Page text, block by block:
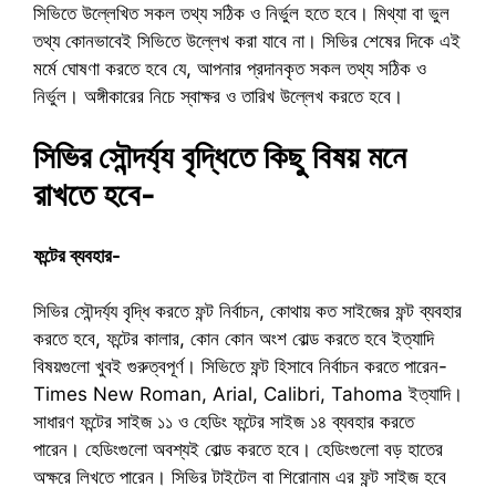
সিভিতে উল্লেখিত সকল তথ্য সঠিক ও নির্ভুল হতে হবে। মিথ্যা বা ভুল
তথ্য কোনভাবেই সিভিতে উল্লেখ করা যাবে না। সিভির শেষের দিকে এই
মর্মে ঘোষণা করতে হবে যে, আপনার প্রদানকৃত সকল তথ্য সঠিক ও
নির্ভুল। অঙ্গীকারের নিচে স্বাক্ষর ও তারিখ উল্লেখ করতে হবে।
সিভির সৌন্দর্য্য বৃদ্ধিতে কিছু বিষয় মনে
রাখতে হবে-
ফন্টের ব্যবহার-
সিভির সৌন্দর্য্য বৃদ্ধি করতে ফন্ট নির্বাচন, কোথায় কত সাইজের ফন্ট ব্যবহার
করতে হবে, ফন্টের কালার, কোন কোন অংশ বোল্ড করতে হবে ইত্যাদি
বিষয়গুলো খুবই গুরুত্বপূর্ণ। সিভিতে ফন্ট হিসাবে নির্বাচন করতে পারেন-
Times New Roman, Arial, Calibri, Tahoma ইত্যাদি।
সাধারণ ফন্টের সাইজ ১১ ও হেডিং ফন্টের সাইজ ১৪ ব্যবহার করতে
পারেন। হেডিংগুলো অবশ্যই বোল্ড করতে হবে। হেডিংগুলো বড় হাতের
অক্ষরে লিখতে পারেন। সিভির টাইটেল বা শিরোনাম এর ফন্ট সাইজ হবে